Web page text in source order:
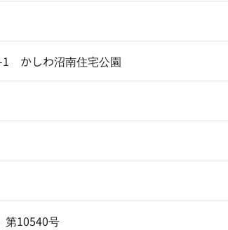
1 かしわ沼南住宅公園
第10540号